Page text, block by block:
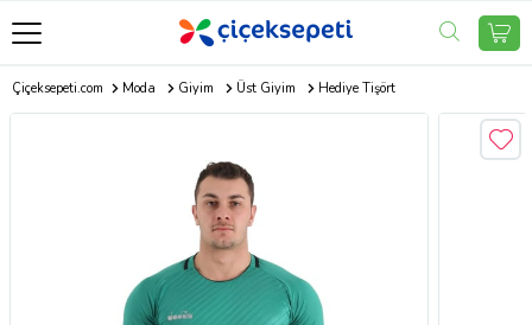
Çiçeksepeti.com Moda Giyim Üst Giyim Hediye Tişört